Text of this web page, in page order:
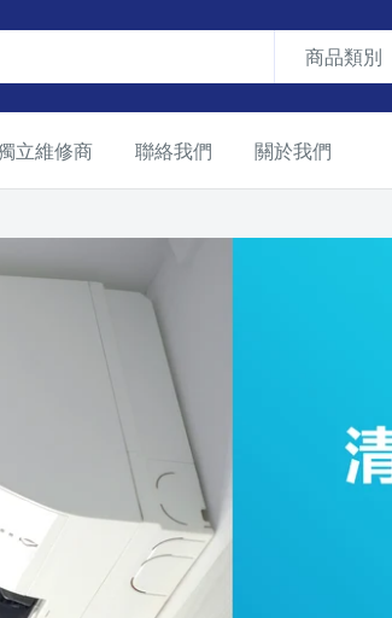
商品類別
立維修商 聯絡我們 關於我們